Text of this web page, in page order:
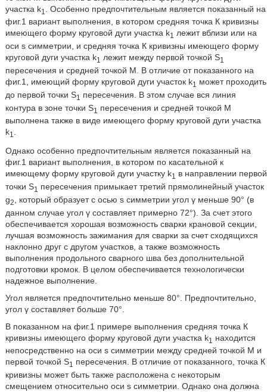
участка k1
. Особенно предпочтительным является показанный на
фиг.1 вариант выполнения, в котором средняя точка К кривизны
имеющего форму круговой дуги участка k1
лежит вблизи или на
оси s симметрии, и средняя точка К кривизны имеющего форму
круговой дуги участка k1 лежит между первой точкой S1
пересечения и средней точкой М. В отличие от показанного на
фиг.1, имеющий форму круговой дуги участок k1
может проходить
до первой точки S1
пересечения. В этом случае вся линия
контура в зоне точки S1
пересечения и средней точкой М
выполнена также в виде имеющего форму круговой дуги участка
k1 .
Однако особенно предпочтительным является показанный на
фиг.1 вариант выполнения, в котором по касательной к
имеющему форму круговой дуги участку k1
в направлении первой
точки S1
пересечения примыкает третий прямолинейный участок
g2
, который образует с осью s симметрии угол γ меньше 90° (в
данном случае угол γ составляет примерно 72°). За счет этого
обеспечивается хорошая возможность сварки крановой секции,
лучшая возможность зажимания для сварки за счет сходящихся
наклонно друг с другом участков, а также возможность
выполнения продольного сварного шва без дополнительной
подготовки кромок. В целом обеспечивается технологически
надежное выполнение.
Угол является предпочтительно меньше 80°. Предпочтительно,
угол γ составляет больше 70°.
В показанном на фиг.1 примере выполнения средняя точка К
кривизны имеющего форму круговой дуги участка k1
находится
непосредственно на оси s симметрии между средней точкой М и
первой точкой S1
пересечения. В отличие от показанного, точка К
кривизны может быть также расположена с некоторым
смещением относительно оси s симметрии. Однако она должна